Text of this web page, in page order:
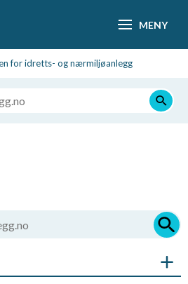
MENY
for idretts- og nærmiljøanlegg